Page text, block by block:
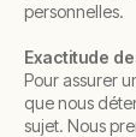
personnelles.
Exactitude
Pour assurer
que nous
sujet. Nous